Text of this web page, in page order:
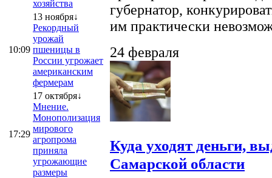
хозяйства
10:09
13 ноября↓
Рекордный
урожай
пшеницы в
России угрожает
американским
фермерам
17:29
17 октября↓
Мнение.
Монополизация
мирового
агропрома
приняла
угрожающие
размеры
губернатор,
им практически
24 февраля
Куда уходят деньги,
Самарской области